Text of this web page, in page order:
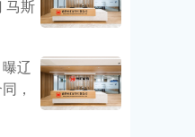
马斯
辽
，